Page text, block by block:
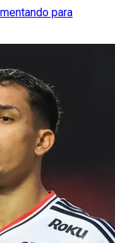
para